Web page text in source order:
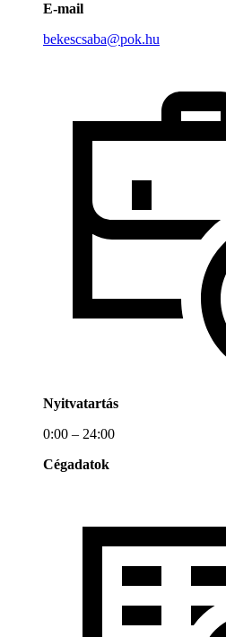
E-mail
bekescsaba@pok.hu
Nyitvatartás
0:00 – 24:00
Cégadatok